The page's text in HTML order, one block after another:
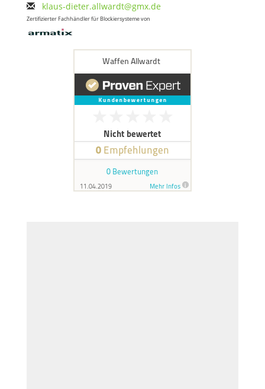
klaus-dieter.allwardt@gmx.de
Zertifizierter Fachhändler für Blockiersysteme von